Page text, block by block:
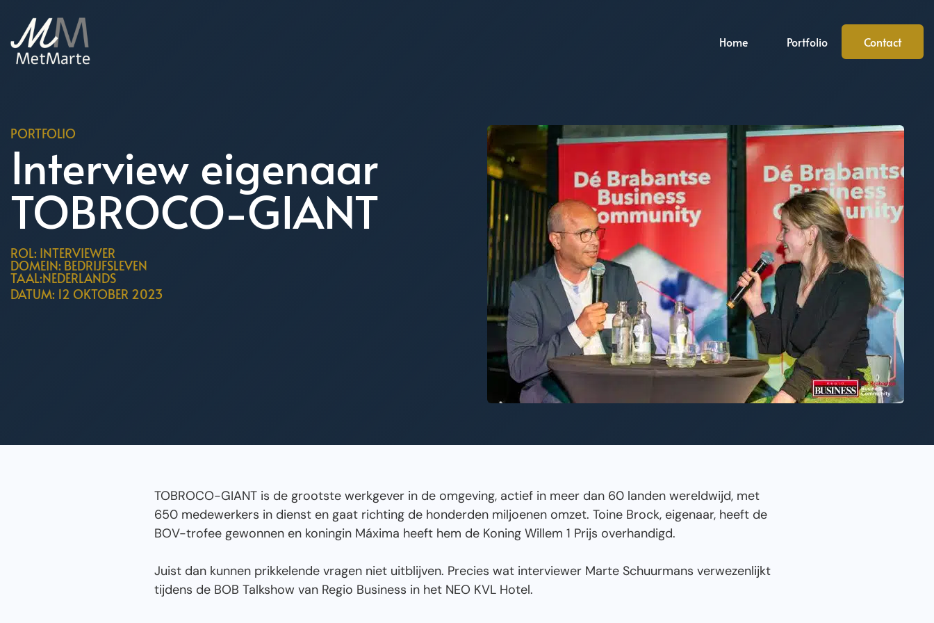
Home Portfolio Contact
PORTFOLIO
Interview eigenaar
TOBROCO-GIANT
ROL: INTERVIEWER
DOMEIN: BEDRIJFSLEVEN
TAAL:NEDERLANDS
DATUM: 12 OKTOBER 2023
TOBROCO-GIANT is de grootste werkgever in de omgeving, actief in meer dan 60 landen wereldwijd, met
650 medewerkers in dienst en gaat richting de honderden miljoenen omzet. Toine Brock, eigenaar, heeft de
BOV-trofee gewonnen en koningin Máxima heeft hem de Koning Willem 1 Prijs overhandigd.
Juist dan kunnen prikkelende vragen niet uitblijven. Precies wat interviewer Marte Schuurmans verwezenlijkt
tijdens de BOB Talkshow van Regio Business in het NEO KVL Hotel.